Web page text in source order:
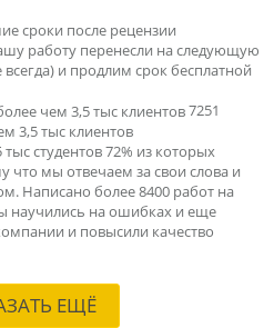
сроки после рецензии
работу перенесли на следующую
и продлим срок бесплатной
7251
3,5 тыс клиентов
студентов 72% из которых
мы отвечаем за свои слова и
Написано более 8400 работ на
научились на ошибках и еще
и повысили качество
ЕЩЁ